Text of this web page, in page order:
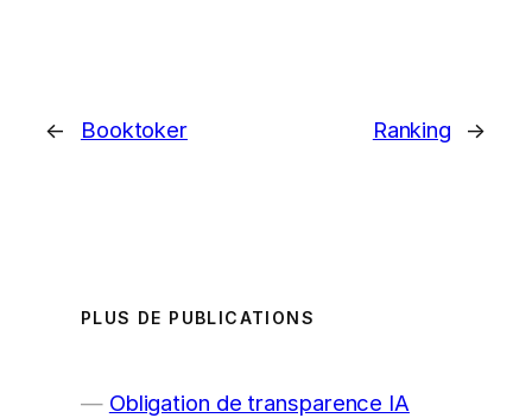
← Booktoker Ranking →
PLUS DE PUBLICATIONS
Obligation de transparence IA